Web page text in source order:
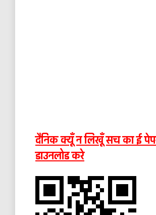
दैनिक क्यूँ न लिखूँ सच का ई
डाउनलोड करे